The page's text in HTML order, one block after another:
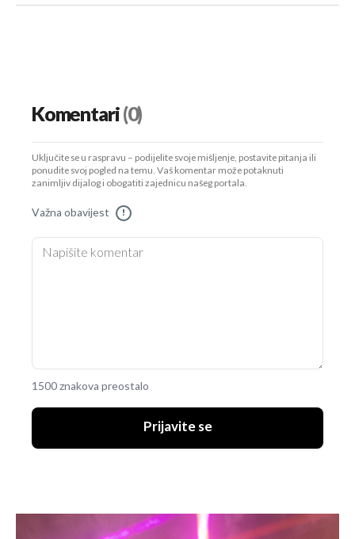
Komentari(0)
Uključite se u raspravu – podijelite svoje mišljenje, postavite pitanja ili
ponudite svoj pogled na temu. Vaš komentar može potaknuti
zanimljiv dijalog i obogatiti zajednicu našeg portala.
Važna obavijest !
1500 znakova preostalo
Prijavite se